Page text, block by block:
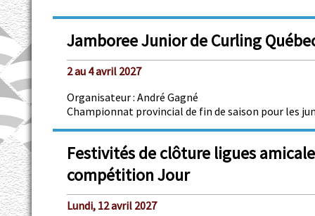
Jamboree Junior de Curling
2 au 4 avril 2027
Organisateur : André Gagné
Championnat provincial de fin de saison pour les
Festivités de clôture ligues
compétition Jour
Lundi, 12 avril 2027